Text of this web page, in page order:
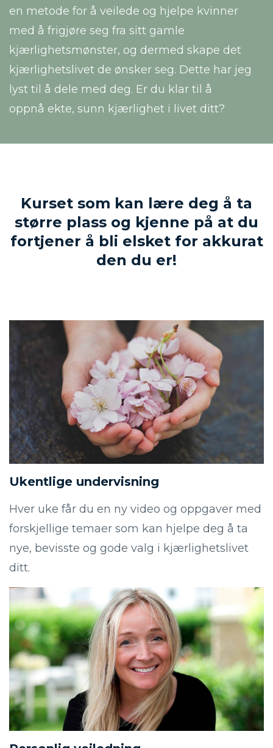
en metode for å veilede og hjelpe kvinner
med å frigjøre seg fra sitt gamle
kjærlighetsmønster, og dermed skape det
kjærlighetslivet de ønsker seg. Dette har jeg
lyst til å dele med deg. Er du klar til å
oppnå ekte, sunn kjærlighet i livet ditt?
Kurset som kan lære deg å ta
større plass og kjenne på at du
fortjener å bli elsket for akkurat
den du er!
Ukentlige undervisning
Hver uke får du en ny video og oppgaver med
forskjellige temaer som kan hjelpe deg å ta
nye, bevisste og gode valg i kjærlighetslivet
ditt.